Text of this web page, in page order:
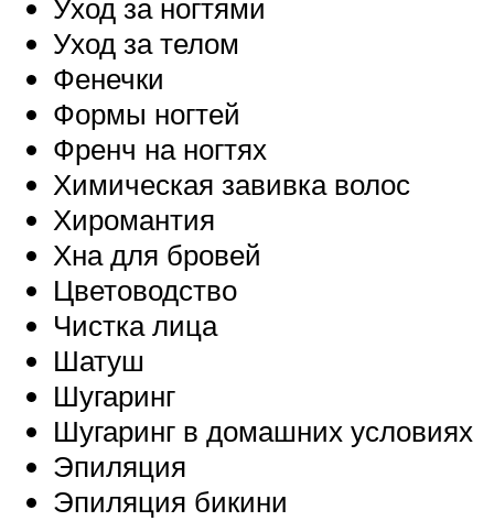
Уход за ногтями
Уход за телом
Фенечки
Формы ногтей
Френч на ногтях
Химическая завивка волос
Хиромантия
Хна для бровей
Цветоводство
Чистка лица
Шатуш
Шугаринг
Шугаринг в домашних условиях
Эпиляция
Эпиляция бикини